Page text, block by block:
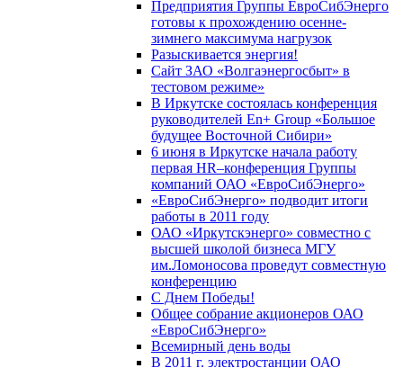
Предприятия Группы ЕвроСибЭнерго
готовы к прохождению осенне-
зимнего максимума нагрузок
Разыскивается энергия!
Сайт ЗАО «Волгаэнергосбыт» в
тестовом режиме»
В Иркутске состоялась конференция
руководителей En+ Group «Большое
будущее Восточной Сибири»
6 июня в Иркутске начала работу
первая HR–конференция Группы
компаний ОАО «ЕвроСибЭнерго»
«ЕвроСибЭнерго» подводит итоги
работы в 2011 году
ОАО «Иркутскэнерго» совместно с
высшей школой бизнеса МГУ
им.Ломоносова проведут совместную
конференцию
С Днем Победы!
Общее собрание акционеров ОАО
«ЕвроСибЭнерго»
Всемирный день воды
В 2011 г. электростанции ОАО